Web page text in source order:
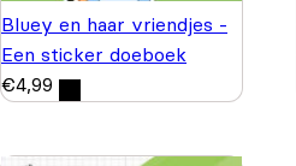
Bluey en haar vriendjes -
Een sticker doeboek
€4,99